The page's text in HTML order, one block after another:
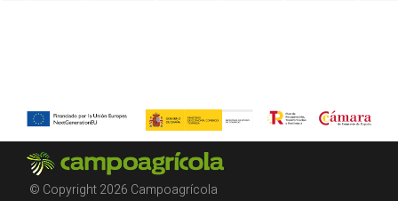
© Copyright 2026 Campoagrícola